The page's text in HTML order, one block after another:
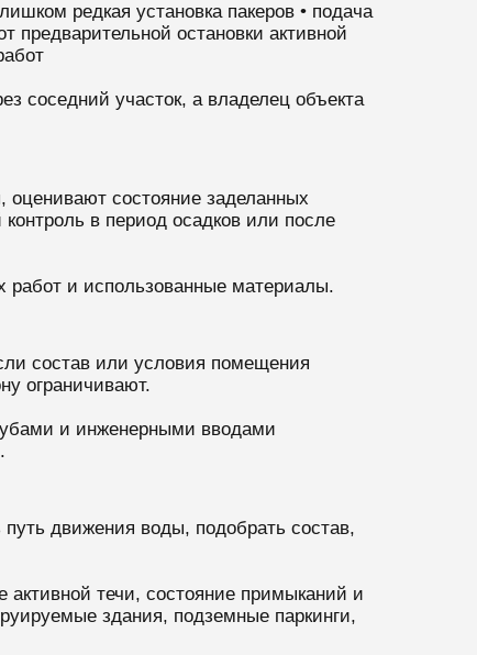
редкая установка пакеров • подача
предварительной остановки активной
соседний участок, а владелец объекта
состояние заделанных
в период осадков или после
работ и использованные материалы.
состав или условия помещения
ограничивают.
и инженерными вводами
движения воды, подобрать состав,
активной течи, состояние примыканий и
здания, подземные паркинги,